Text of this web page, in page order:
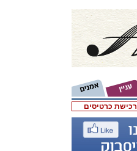
רכישת כרטיסים